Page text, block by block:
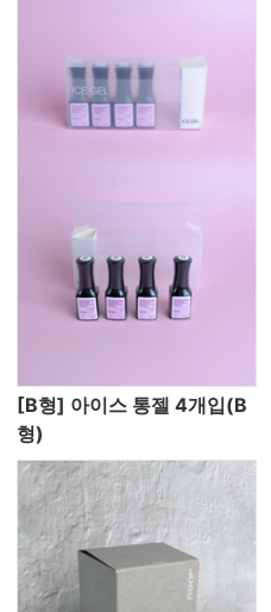
[B형] 아이스 통젤 4개입(B
형)